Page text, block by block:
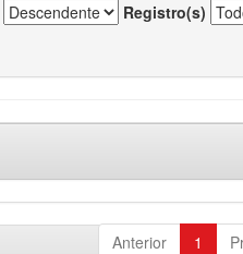
Registro(s)
Anterior 1